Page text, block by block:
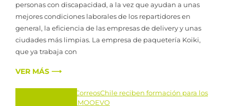
personas con discapacidad, a la vez que ayudan a unas
mejores condiciones laborales de los repartidores en
general, la eficiencia de las empresas de delivery y unas
ciudades más limpias. La empresa de paquetería Koiki,
que ya trabaja con
VER MÁS ⟶